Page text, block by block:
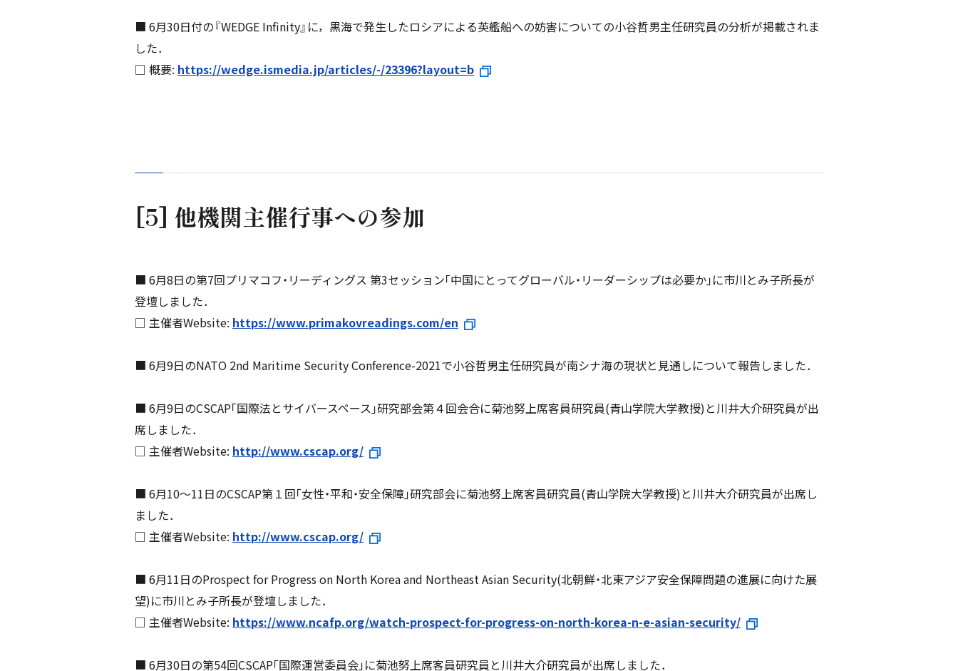
■ 6月30日付の『WEDGE Infinity』に，黒海で発生したロシアによる英艦船への妨害についての小谷哲男主任研究員の分析が掲載されま
した．
□ 概要: https://wedge.ismedia.jp/articles/-/23396?layout=b
[5] 他機関主催行事への参加
■ 6月8日の第7回プリマコフ・リーディングス 第3セッション｢中国にとってグローバル・リーダーシップは必要か｣に市川とみ子所長が
登壇しました．
□ 主催者Website: https://www.primakovreadings.com/en
■ 6月9日のNATO 2nd Maritime Security Conference-2021で小谷哲男主任研究員が南シナ海の現状と見通しについて報告しました．
■ 6月9日のCSCAP｢国際法とサイバースペース｣研究部会第４回会合に菊池努上席客員研究員(青山学院大学教授)と川井大介研究員が出
席しました．
□ 主催者Website: http://www.cscap.org/
■ 6月10～11日のCSCAP第１回｢女性・平和・安全保障｣研究部会に菊池努上席客員研究員(青山学院大学教授)と川井大介研究員が出席し
ました．
□ 主催者Website: http://www.cscap.org/
■ 6月11日のProspect for Progress on North Korea and Northeast Asian Security(北朝鮮・北東アジア安全保障問題の進展に向けた展
望)に市川とみ子所長が登壇しました．
□ 主催者Website: https://www.ncafp.org/watch-prospect-for-progress-on-north-korea-n-e-asian-security/
■ 6月30日の第54回CSCAP｢国際運営委員会｣に菊池努上席客員研究員と川井大介研究員が出席しました．